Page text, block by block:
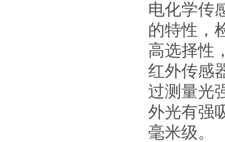
电化学传
的特性，
高选择性
红外传感
过测量光
外光有强
毫米级。